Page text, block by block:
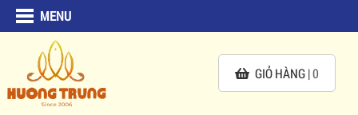
MENU
GIỎ HÀNG |0